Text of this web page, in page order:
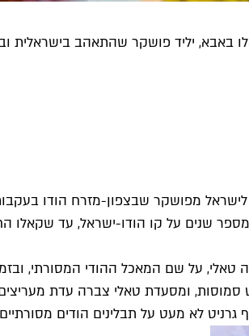
באבא, יליד פושקר שהתאהב
מפושקר שבצפון-מזרח הודו
שנים על קו הודו-ישראל, עד שקאלו
על שם המאכל ההודי המסורתי,
סמוסות, ומסעדת טאלי צברה עדת מעריצים
לא מעט על תבלינים הודים